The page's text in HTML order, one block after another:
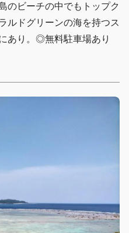
のビーチの中でもトップク
ルドグリーンの海を持つス
あり。◎無料駐車場あり